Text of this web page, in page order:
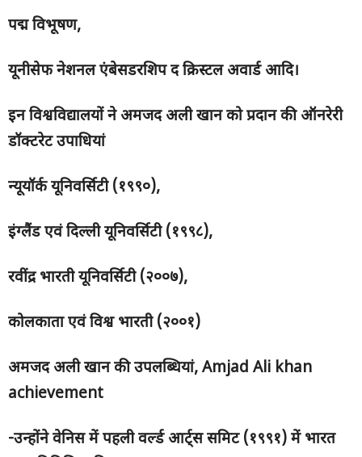
पद्म विभूषण,
यूनीसेफ नेशनल एंबेसडरशिप द क्रिस्टल अवार्ड आदि।
इन विश्वविद्यालयों ने अमजद अली खान को प्रदान की ऑनरेरी
डॉक्टरेट उपाधियां
न्यूयॉर्क यूनिवर्सिटी (१९९०),
इंग्लैंड एवं दिल्ली यूनिवर्सिटी (१९९८),
रवींद्र भारती यूनिवर्सिटी (२००७),
कोलकाता एवं विश्व भारती (२००१)
अमजद अली खान की उपलब्धियां, Amjad Ali khan
achievement
-उन्होंने वेनिस में पहली वर्ल्ड आर्ट्स समिट (१९९१) में भारत